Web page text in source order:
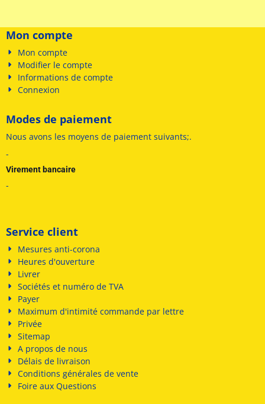
Mon compte
Mon compte
Modifier le compte
Informations de compte
Connexion
Modes de paiement
Nous avons les moyens de paiement suivants;.
-
Virement bancaire
-
Service client
Mesures anti-corona
Heures d'ouverture
Livrer
Sociétés et numéro de TVA
Payer
Maximum d'intimité commande par lettre
Privée
Sitemap
A propos de nous
Délais de livraison
Conditions générales de vente
Foire aux Questions